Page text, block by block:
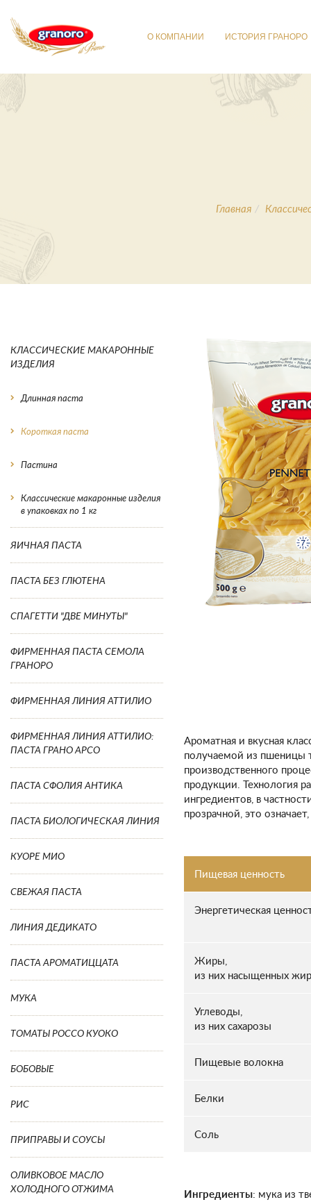
О КОМПАНИИ ИСТОРИЯ ГРАНОРО
Главная
КЛАССИЧЕСКИЕ МАКАРОННЫЕ
ИЗДЕЛИЯ
Длинная паста
Короткая паста
Пастина
Классические макаронные изделия
в упаковках по 1 кг
ЯИЧНАЯ ПАСТА
ПАСТА БЕЗ ГЛЮТЕНА
СПАГЕТТИ "ДВЕ МИНУТЫ"
ФИРМЕННАЯ ПАСТА СЕМОЛА
ГРАНОРО
ФИРМЕННАЯ ЛИНИЯ АТТИЛИО
ФИРМЕННАЯ ЛИНИЯ АТТИЛИО:
ПАСТА ГРАНО АРСО
ПАСТА СФОЛИЯ АНТИКА
ПАСТА БИОЛОГИЧЕСКАЯ ЛИНИЯ
КУОРЕ МИО
СВЕЖАЯ ПАСТА
ЛИНИЯ ДЕДИКАТО
ПАСТА АРОМАТИЦЦАТА
МУКА
ТОМАТЫ РОССО КУОКО
БОБОВЫЕ
РИС
ПРИПРАВЫ И СОУСЫ
ОЛИВКОВОЕ МАСЛО
ХОЛОДНОГО ОТЖИМА
Ароматная и вкусная
получаемой из пшеницы
производственного
продукции. Технология
ингредиентов, в
прозрачной, это
Пищевая ценность
Энергетическая
Жиры,
из них насыщенных
Углеводы,
из них сахарозы
Пищевые волокна
Белки
Соль
Ингредиенты: мука из